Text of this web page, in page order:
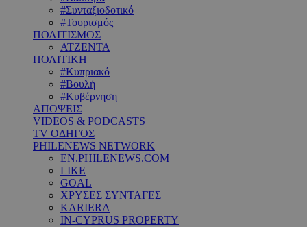
#Συνταξιοδοτικό
#Τουρισμός
ΠΟΛΙΤΙΣΜΟΣ
ΑΤΖΕΝΤΑ
ΠΟΛΙΤΙΚΗ
#Κυπριακό
#Βουλή
#Κυβέρνηση
ΑΠΟΨΕΙΣ
VIDEOS & PODCASTS
TV ΟΔΗΓΟΣ
PHILENEWS NETWORK
EN.PHILENEWS.COM
LIKE
GOAL
ΧΡΥΣΕΣ ΣΥΝΤΑΓΕΣ
KARIERA
IN-CYPRUS PROPERTY